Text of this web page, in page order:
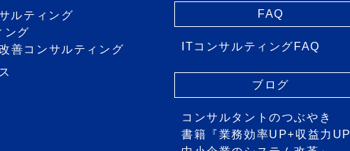
ルティング
ング
善コンサルティング
FAQ
ITコンサルティングFAQ
ブログ
コンサルタントのつぶやき
書籍『業務効率UP+収益力UP